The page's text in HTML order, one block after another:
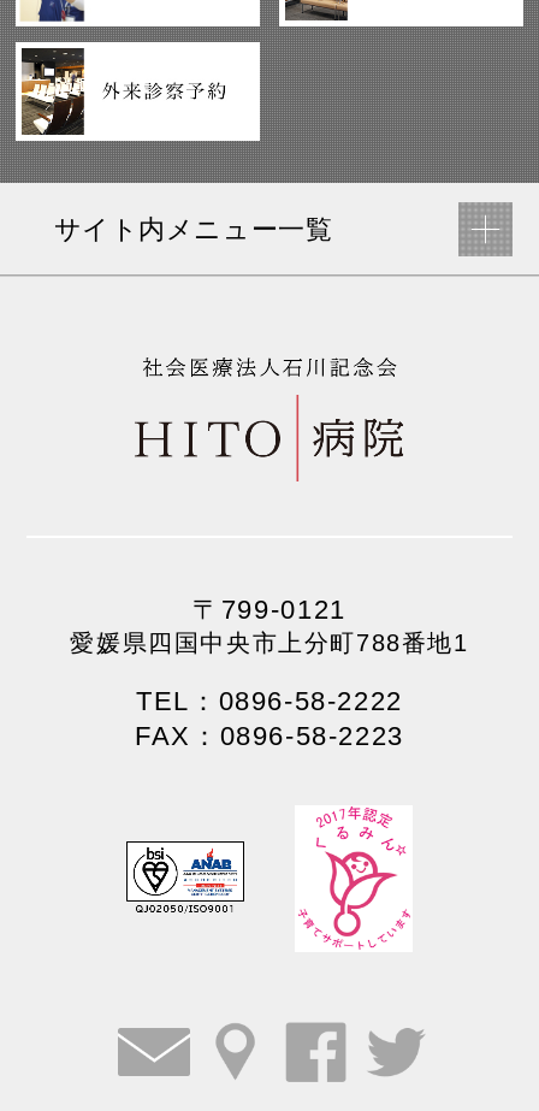
サイト内メニュー一覧
〒799-0121
愛媛県四国中央市上分町788番地1
TEL：0896-58-2222
FAX：0896-58-2223